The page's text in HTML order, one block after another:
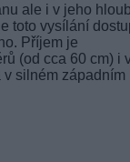
ale i v jeho
toto vysílání
Příjem je
(od cca 60 cm) i
silném západním